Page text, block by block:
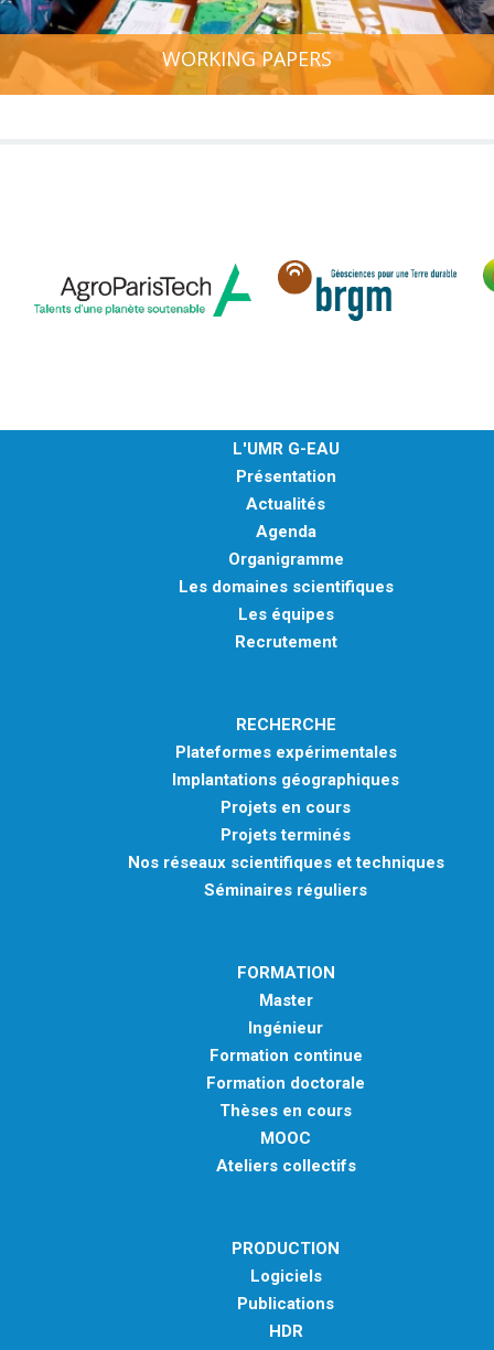
WORKING PAPERS
L'UMR G-EAU
Présentation
Actualités
Agenda
Organigramme
Les domaines scientifiques
Les équipes
Recrutement
RECHERCHE
Plateformes expérimentales
Implantations géographiques
Projets en cours
Projets terminés
Nos réseaux scientifiques et techniques
Séminaires réguliers
FORMATION
Master
Ingénieur
Formation continue
Formation doctorale
Thèses en cours
MOOC
Ateliers collectifs
PRODUCTION
Logiciels
Publications
HDR